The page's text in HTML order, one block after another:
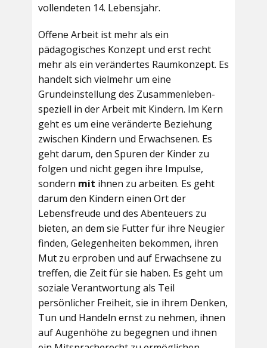
vollendeten 14. Lebensjahr.
Offene Arbeit ist mehr als ein
pädagogisches Konzept und erst recht
mehr als ein verändertes Raumkonzept. Es
handelt sich vielmehr um eine
Grundeinstellung des Zusammenleben-
speziell in der Arbeit mit Kindern. Im Kern
geht es um eine veränderte Beziehung
zwischen Kindern und Erwachsenen. Es
geht darum, den Spuren der Kinder zu
folgen und nicht gegen ihre Impulse,
sondern mit ihnen zu arbeiten. Es geht
darum den Kindern einen Ort der
Lebensfreude und des Abenteuers zu
bieten, an dem sie Futter für ihre Neugier
finden, Gelegenheiten bekommen, ihren
Mut zu erproben und auf Erwachsene zu
treffen, die Zeit für sie haben. Es geht um
soziale Verantwortung als Teil
persönlicher Freiheit, sie in ihrem Denken,
Tun und Handeln ernst zu nehmen, ihnen
auf Augenhöhe zu begegnen und ihnen